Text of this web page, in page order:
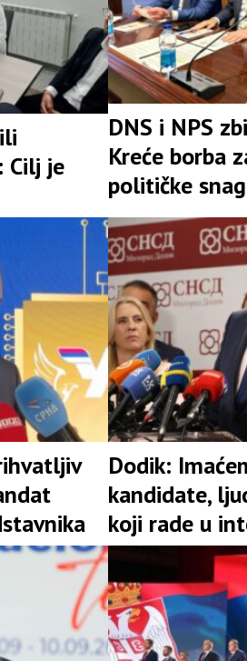
Cilj je
DNS i NPS
Kreće borba
političke
Dodik:
kandidate,
koji rade u